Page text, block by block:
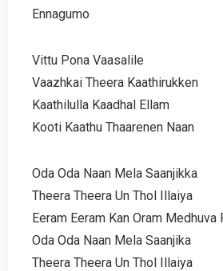
Ennagumo
Vittu Pona Vaasalile
Vaazhkai Theera Kaathirukken
Kaathilulla Kaadhal Ellam
Kooti Kaathu Thaarenen Naan
Oda Oda Naan Mela Saanjikka
Theera Theera Un Thol Illaiya
Eeram Eeram Kan Oram Medhuva
Oda Oda Naan Mela Saanjika
Theera Theera Un Thol Illaiya